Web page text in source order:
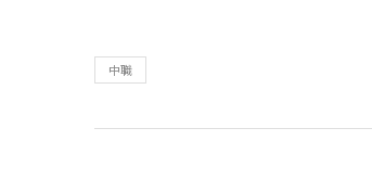
中職